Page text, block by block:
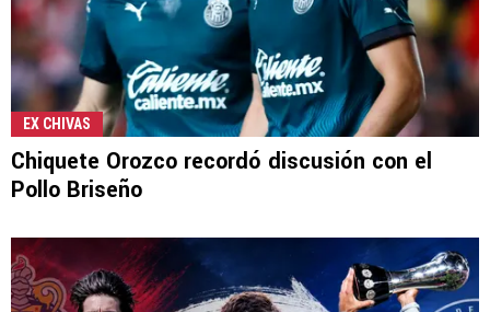
EX CHIVAS
Chiquete Orozco recordó discusión con el
Pollo Briseño